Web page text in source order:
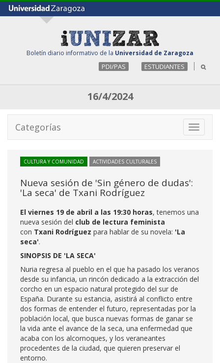
Boletín diario informativo de la Universidad de Zaragoza
PDI/PAS ESTUDIANTES
16/4/2024
Toggle
Categorías
CULTURA Y COMUNIDAD ACTIVIDADES CULTURALES
Nueva sesión de 'Sin género de dudas':
'La seca' de Txani Rodríguez
El viernes 19 de abril a las 19:30 horas, tenemos una
nueva sesión del club de lectura feminista
con Txani Rodríguez para hablar de su novela: 'La
seca'.
SINOPSIS DE 'LA SECA'
Nuria regresa al pueblo en el que ha pasado los veranos
desde su infancia, un rincón dedicado a la extracción del
corcho en un espacio natural protegido del sur de
España. Durante su estancia, asistirá al conflicto entre
dos formas de entender el futuro, representadas por la
población local, que busca nuevas formas de ganar se
la vida ante el avance de la seca, una enfermedad que
acaba con los alcornoques, y los veraneantes
procedentes de la ciudad, que quieren preservar el
entorno.